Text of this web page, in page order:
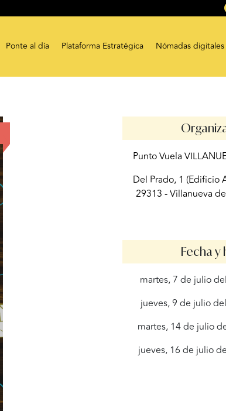
Ponte al día Plataforma Estratégica Nómadas digitales
Punto Vuela
Del Prado, 1 (Edificio
29313 - Villanueva
Fecha y
martes, 7 de julio
jueves, 9 de julio
martes, 14 de julio
jueves, 16 de julio